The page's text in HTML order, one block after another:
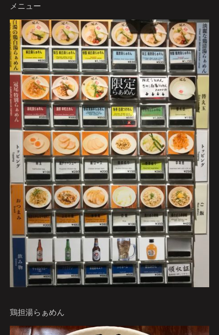
メニュー
鶏担湯らぁめん